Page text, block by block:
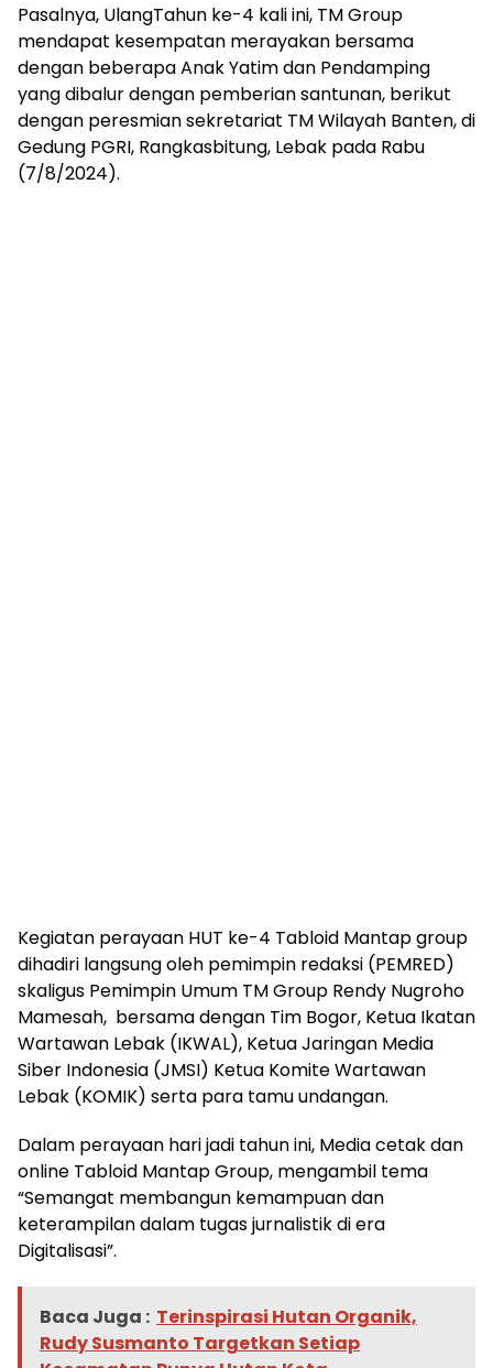
Pasalnya, UlangTahun ke-4 kali ini, TM Group
mendapat kesempatan merayakan bersama
dengan beberapa Anak Yatim dan Pendamping
yang dibalur dengan pemberian santunan, berikut
dengan peresmian sekretariat TM Wilayah Banten, di
Gedung PGRI, Rangkasbitung, Lebak pada Rabu
(7/8/2024).
Kegiatan perayaan HUT ke-4 Tabloid Mantap group
dihadiri langsung oleh pemimpin redaksi (PEMRED)
skaligus Pemimpin Umum TM Group Rendy Nugroho
Mamesah, bersama dengan Tim Bogor, Ketua Ikatan
Wartawan Lebak (IKWAL), Ketua Jaringan Media
Siber Indonesia (JMSI) Ketua Komite Wartawan
Lebak (KOMIK) serta para tamu undangan.
Dalam perayaan hari jadi tahun ini, Media cetak dan
online Tabloid Mantap Group, mengambil tema
“Semangat membangun kemampuan dan
keterampilan dalam tugas jurnalistik di era
Digitalisasi”.
Baca Juga : Terinspirasi Hutan Organik,
Rudy Susmanto Targetkan Setiap